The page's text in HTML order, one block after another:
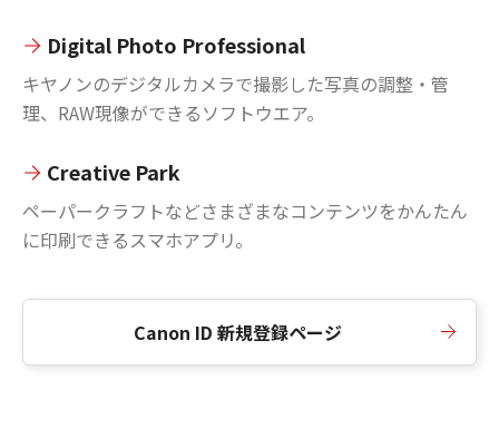
Digital Photo Professional
キヤノンのデジタルカメラで撮影した写真の調整・管
理、RAW現像ができるソフトウエア。
Creative Park
ペーパークラフトなどさまざまなコンテンツをかんたん
に印刷できるスマホアプリ。
Canon ID 新規登録ページ